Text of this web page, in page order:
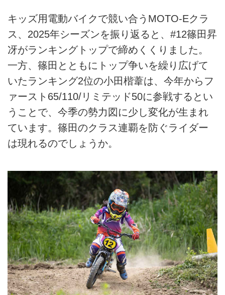
キッズ用電動バイクで競い合うMOTO-Eクラ
ス、2025年シーズンを振り返ると、#12篠田昇
冴がランキングトップで締めくくりました。
一方、篠田とともにトップ争いを繰り広げて
いたランキング2位の小田楷葦は、今年からフ
ァースト65/110/リミテッド50に参戦するとい
うことで、今季の勢力図に少し変化が生まれ
ています。篠田のクラス連覇を防ぐライダー
は現れるのでしょうか。